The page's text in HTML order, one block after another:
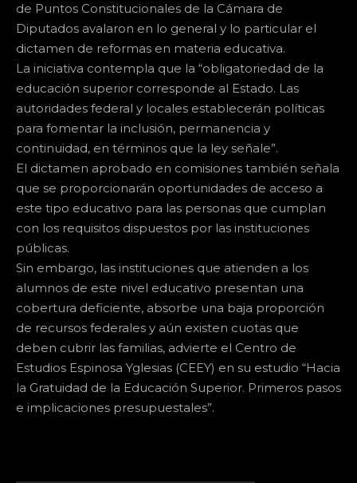
de Puntos Constitucionales de la Cámara de
Diputados avalaron en lo general y lo particular el
dictamen de reformas en materia educativa.
La iniciativa contempla que la “obligatoriedad de la
educación superior corresponde al Estado. Las
autoridades federal y locales establecerán políticas
para fomentar la inclusión, permanencia y
continuidad, en términos que la ley señale”.
El dictamen aprobado en comisiones también señala
que se proporcionarán oportunidades de acceso a
este tipo educativo para las personas que cumplan
con los requisitos dispuestos por las instituciones
públicas.
Sin embargo, las instituciones que atienden a los
alumnos de este nivel educativo presentan una
cobertura deficiente, absorbe una baja proporción
de recursos federales y aún existen cuotas que
deben cubrir las familias, advierte el Centro de
Estudios Espinosa Yglesias (CEEY) en su estudio “Hacia
la Gratuidad de la Educación Superior. Primeros pasos
e implicaciones presupuestales”.